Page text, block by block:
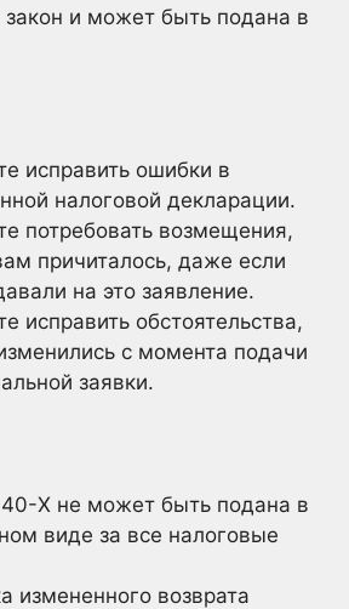
закон и может быть подана в
исправить ошибки в
налоговой декларации.
потребовать возмещения,
причиталось, даже если
на это заявление.
исправить обстоятельства,
с момента подачи
заявки.
X не может быть подана в
виде за все налоговые
измененного возврата